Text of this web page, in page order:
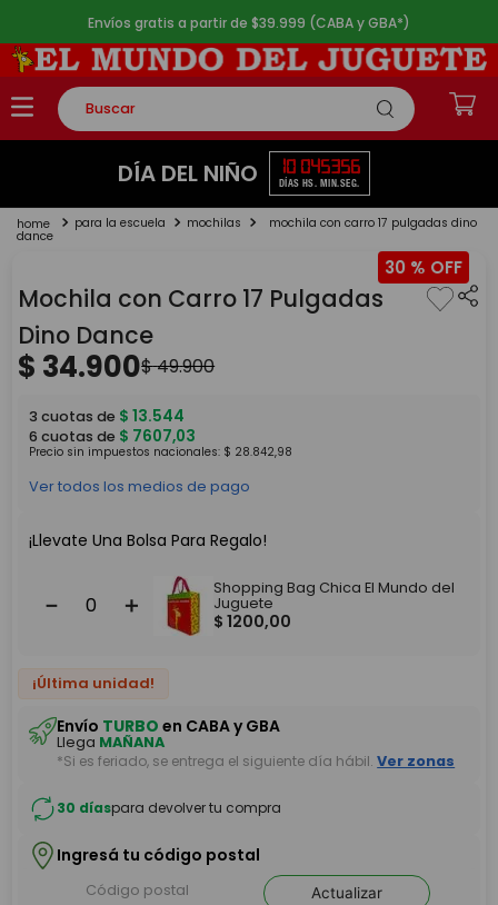
Envíos gratis a partir de $39.999 (CABA y GBA*)
Buscar
TÉRMINOS MÁS BUSCADOS
2.
lego
4.
monopatin
5. toy story
DÍA DEL NIÑO 10
DÍAS
04
HS.
53
MIN.
56
SEG.
para la escuela mochilas mochila con carro 17 pulgadas dino
dance
30 %
Mochila con Carro 17 Pulgadas
Dino Dance
$ 34.900$49.900
3 cuotas de $ 13.544
6 cuotas de $ 7607,03
Precio sin impuestos nacionales: $ 28.842,98
Ver todos los medios de pago
¡Llevate Una Bolsa Para Regalo!
＋
－
Shopping Bag Chica El Mundo del
Juguete
$ 1200,00
¡Última unidad!
Envío TURBO en CABA y GBA
Llega MAÑANA
*Si es feriado, se entrega el siguiente día hábil. Ver zonas
30 díaspara devolver tu compra
Ingresá tu código postal
Actualizar